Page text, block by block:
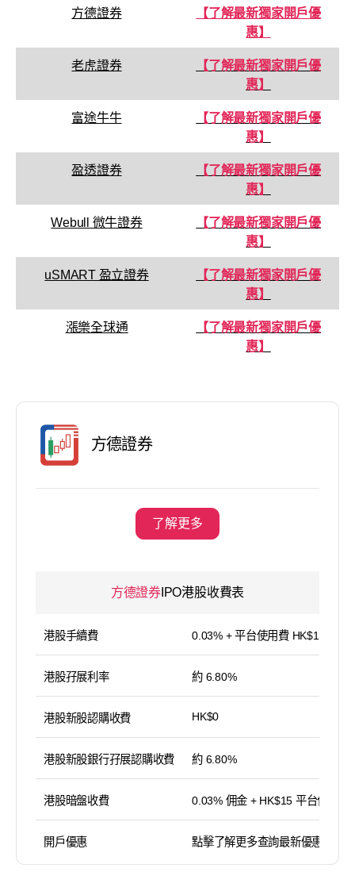
方德證券
【了解最新獨家開戶優
惠】
老虎證券
【了解最新獨家開戶優
惠】
富途牛牛
【了解最新獨家開戶優
惠】
盈透證券
【了解最新獨家開戶優
惠】
Webull 微牛證券
【了解最新獨家開戶優
惠】
uSMART 盈立證券
【了解最新獨家開戶優
惠】
漲樂全球通
【了解最新獨家開戶優
惠】
方德證券
了解更多
方德證券IPO港股收費表
港股手續費 0.03% + 平台使用費 HK$15／筆
港股孖展利率 約 6.80%
港股新股認購收費 HK$0
港股新股銀行孖展認購收費 約 6.80%
港股暗盤收費 0.03% 佣金 + HK$15 平台使用費
開戶優惠 點擊了解更多查詢最新優惠